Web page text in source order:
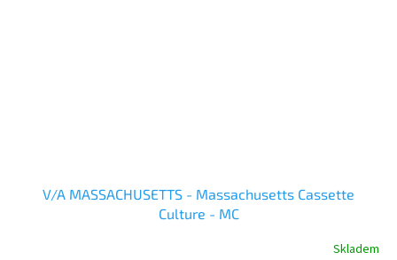
V/A MASSACHUSETTS - Massachusetts Cassette
Culture - MC
Skladem